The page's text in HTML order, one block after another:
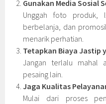
Gunakan Media Sosial
Unggah foto produk,
berbelanja, dan
menarik perhatian.
Tetapkan Biaya Jastip
Jangan terlalu mahal
pesaing lain.
Jaga Kualitas
Mulai dari proses